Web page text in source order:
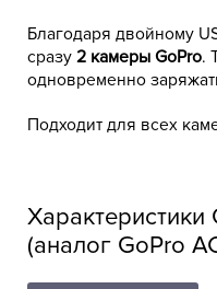
Благодаря двойному
сразу 2 камеры GoPro.
одновременно
Подходит для всех
(аналог GoPro